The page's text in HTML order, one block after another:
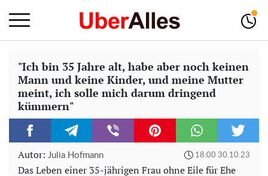
"Ich bin 35 Jahre alt, habe aber noch keinen
Mann und keine Kinder, und meine Mutter
meint, ich solle mich darum dringend
kümmern"
Autor: Julia Hofmann 18:00 30.10.23
Das Leben einer 35-jährigen Frau ohne Eile für Ehe